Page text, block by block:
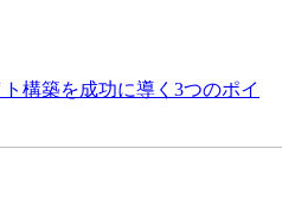
構築を成功に導く3つのポイ